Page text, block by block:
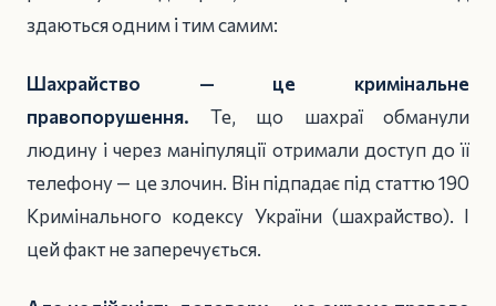
здаються одним і тим самим:
Шахрайство — це кримінальне
правопорушення. Те, що шахраї обманули
людину і через маніпуляції отримали доступ до її
телефону — це злочин. Він підпадає під статтю 190
Кримінального кодексу України (шахрайство). І
цей факт не заперечується.